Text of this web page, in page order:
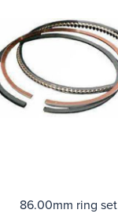
86.00mm ring set